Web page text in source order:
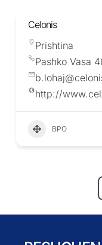
Celonis
Prishtina
Pashko Vasa
http://
BPO